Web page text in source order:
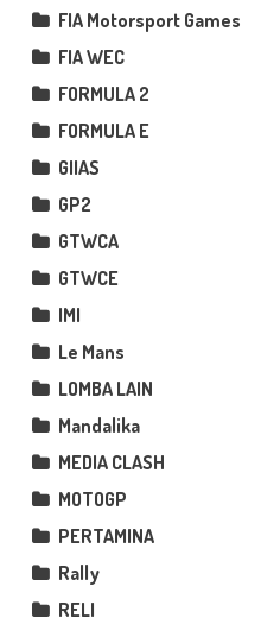
FIA Motorsport Games
FIA WEC
FORMULA 2
FORMULA E
GIIAS
GP2
GTWCA
GTWCE
IMI
Le Mans
LOMBA LAIN
Mandalika
MEDIA CLASH
MOTOGP
PERTAMINA
Rally
RELI